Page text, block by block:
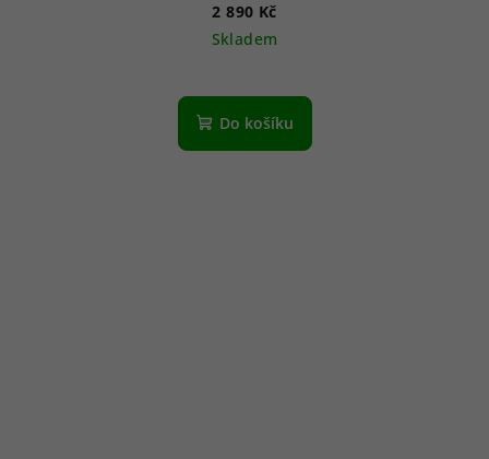
2 890 Kč
Skladem
Do košíku